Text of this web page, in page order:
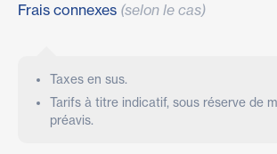
Frais connexes (selon le cas)
Taxes en sus.
Tarifs à titre indicatif, sous réserve de
préavis.